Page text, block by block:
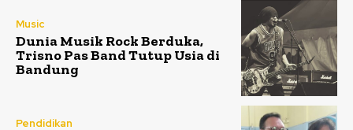
Music
Dunia Musik Rock Berduka,
Trisno Pas Band Tutup Usia di
Bandung
Pendidikan